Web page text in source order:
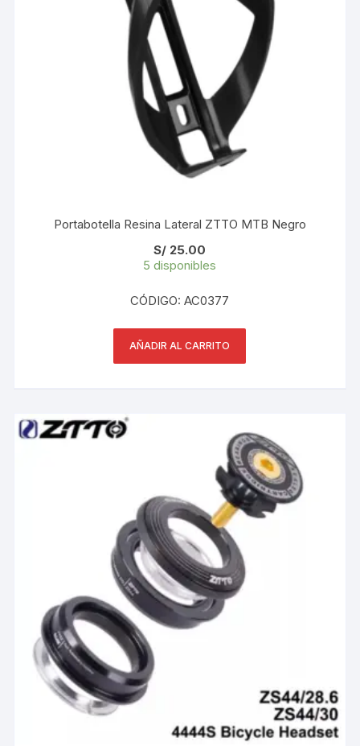
Portabotella Resina Lateral ZTTO MTB Negro
S/ 25.00
5 disponibles
CÓDIGO: AC0377
AÑADIR AL CARRITO